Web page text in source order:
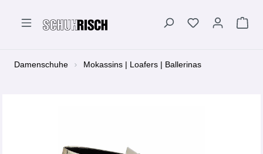
Damenschuhe Mokassins | Loafers | Ballerinas